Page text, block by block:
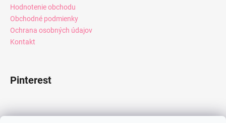
Hodnotenie obchodu
Obchodné podmienky
Ochrana osobných údajov
Kontakt
Pinterest